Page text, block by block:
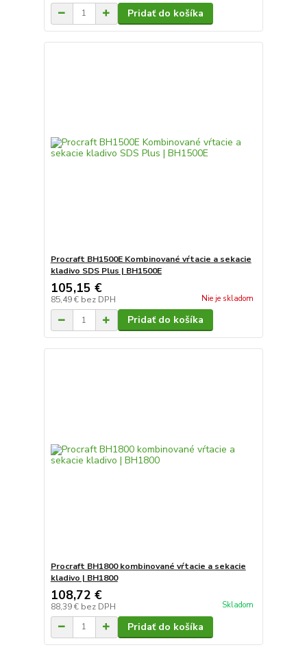
Pridať do košíka
Procraft BH1500E Kombinované vŕtacie a sekacie
kladivo SDS Plus | BH1500E
105,15 €
85,49 € bez DPH Nie je skladom
Pridať do košíka
Procraft BH1800 kombinované vŕtacie a sekacie
kladivo | BH1800
108,72 €
88,39 € bez DPH Skladom
Pridať do košíka